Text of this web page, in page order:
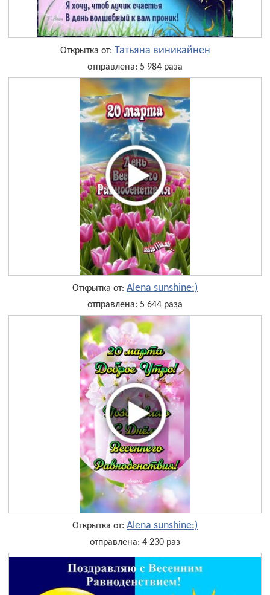
Открытка от: Татьяна виникайнен
отправлена: 5 984 раза
Открытка от: Alena sunshine:)
отправлена: 5 644 раза
Открытка от: Alena sunshine:)
отправлена: 4 230 раз